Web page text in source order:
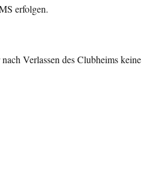
erfolgen.
Verlassen des Clubheims keine